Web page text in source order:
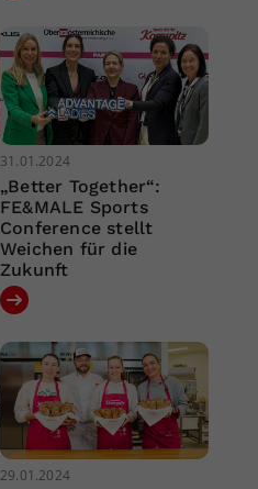
31.01.2024
„Better Together“:
FE&MALE Sports
Conference stellt
Weichen für die
Zukunft
29.01.2024